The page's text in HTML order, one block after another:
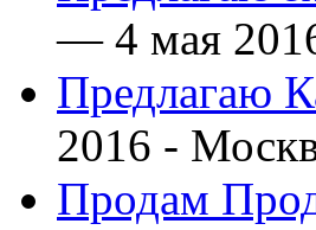
— 4 мая
Предлагаю
2016 -
Продам